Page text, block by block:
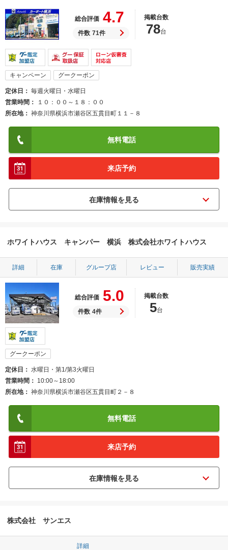
総合評価 4.7
件数 71件
掲載台数
78台
キャンペーン グークーポン
定休日
毎週火曜日・水曜日
営業時間
１０：００～１８：００
所在地
神奈川県横浜市瀬谷区五貫目町１１－８
無料電話
来店予約
ホワイトハウス キャンパー 横浜 株式会社ホワイトハウス
詳細 在庫 グループ店 レビュー 販売実績
総合評価 5.0
件数 4件
掲載台数
5台
グークーポン
定休日
水曜日・第1/第3火曜日
営業時間
10:00～18:00
所在地
神奈川県横浜市瀬谷区五貫目町２－８
無料電話
来店予約
株式会社 サンエス
詳細